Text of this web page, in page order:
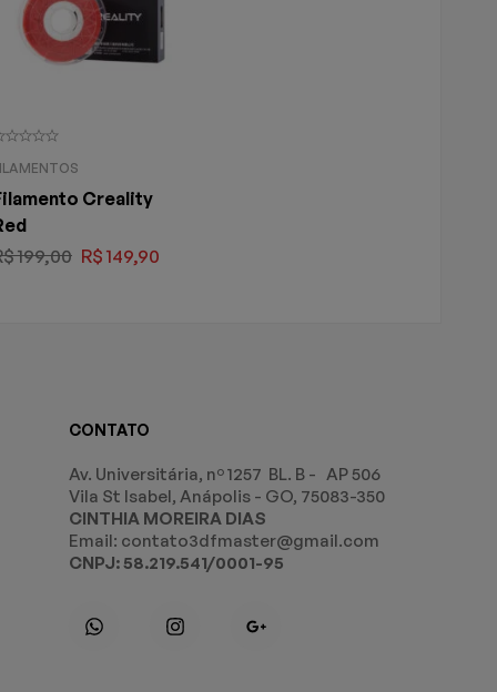
Creality
199,00 R$ 149,90
CONTATO
Av. Universitária, nº 1257 BL. B - AP 506
Vila St Isabel, Anápolis - GO, 75083-350
CINTHIA MOREIRA DIAS
Email: contato3dfmaster@gmail.com
CNPJ: 58.219.541/0001-95